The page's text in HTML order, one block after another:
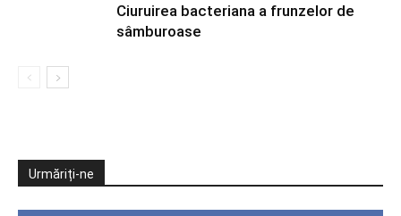
Ciuruirea bacteriana a frunzelor de
sâmburoase
Urmăriți-ne